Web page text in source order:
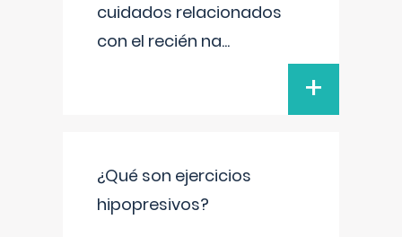
cuidados relacionados
con el recién na...
+
¿Qué son ejercicios
hipopresivos?